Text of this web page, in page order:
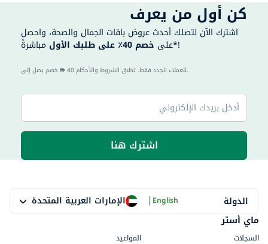
كن أول من يعرف
اشترك الآن لتصلك أحدث عروض باقات الجمال والصحة، واحصل
على خصم 40٪ على طلبك الأول مباشرةً*!
40 للعملاء الجدد فقط. تطبق الشروط والأحكام.
اشترك هنا
الدولة الإمارات العربية المتحدة |English
ماي أستر
السجلات
المواعيد